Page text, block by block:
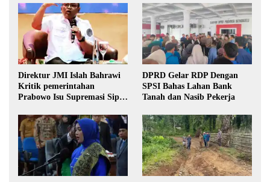
Direktur JMI Islah Bahrawi
Kritik pemerintahan
Prabowo Isu Supremasi Sipil,
Pilkada oleh DPRD
DPRD Gelar RDP Dengan
SPSI Bahas Lahan Bank
Tanah dan Nasib Pekerja